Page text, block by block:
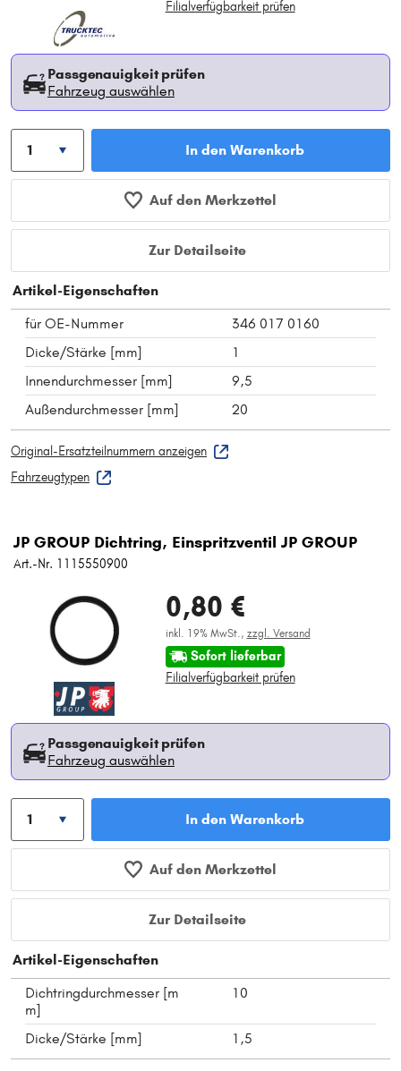
Filialverfügbarkeit prüfen
Passgenauigkeit prüfen
Fahrzeug auswählen
In den Warenkorb
Auf den Merkzettel
Zur Detailseite
Artikel-Eigenschaften
für OE-Nummer
346 017 0160
Dicke/Stärke [mm]
1
Innendurchmesser [mm]
9,5
Außendurchmesser [mm]
20
Original-Ersatzteilnummern anzeigen
Fahrzeugtypen
JP GROUP Dichtring, Einspritzventil JP GROUP
Art.-Nr. 1115550900
0,80 €
inkl. 19% MwSt., zzgl. Versand
Sofort lieferbar
Filialverfügbarkeit prüfen
Passgenauigkeit prüfen
Fahrzeug auswählen
In den Warenkorb
Auf den Merkzettel
Zur Detailseite
Artikel-Eigenschaften
Dichtringdurchmesser [m
m]
10
Dicke/Stärke [mm] 1,5